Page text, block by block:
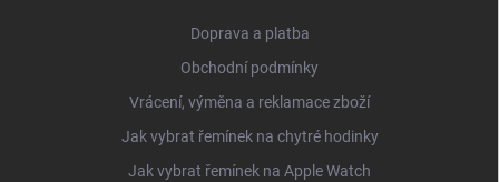
Doprava a platba
Obchodní podmínky
Vrácení, výměna a reklamace zboží
Jak vybrat řemínek na chytré hodinky
Jak vybrat řemínek na Apple Watch